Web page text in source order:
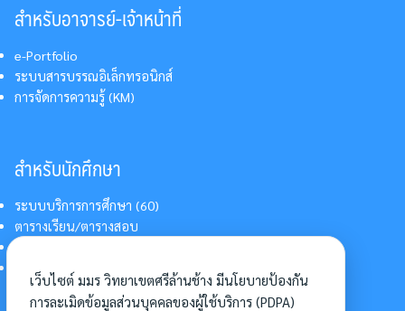
สำหรับอาจารย์-เจ้าหน้าที่
e-Portfolio
ระบบสารบรรณอิเล็กทรอนิกส์
การจัดการความรู้ (KM)
สำหรับนักศึกษา
ระบบบริการการศึกษา (60)
ตารางเรียน/ตารางสอบ
การแต่งกายนักศึกษา
เว็บไซต์ มมร วิทยาเขตศรีล้านช้าง มีนโยบายป้องกัน
การละเมิดข้อมูลส่วนบุคคลของผู้ใช้บริการ (PDPA)